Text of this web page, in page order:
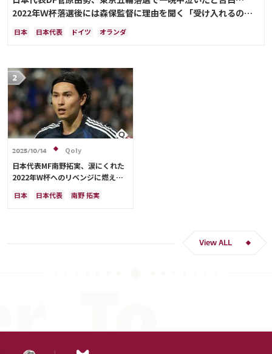
2022年Ｗ杯落選後には森保監督に理由を聞く「受け入れるのは
難しかった」
日本 日本代表 ドイツ オランダ
2025/10/14 Qoly
日本代表MF南野拓実、涙にくれた
2022年W杯へのリベンジに燃える
ー人生をかけた戦い」
日本 日本代表
南野 拓実
View ALL